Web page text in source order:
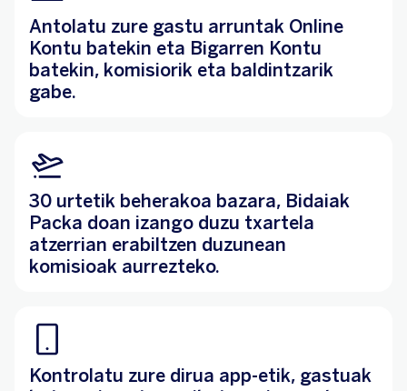
Antolatu zure gastu arruntak Online
Kontu batekin eta Bigarren Kontu
batekin, komisiorik eta baldintzarik
gabe.
30 urtetik beherakoa bazara, Bidaiak
Packa doan izango duzu txartela
atzerrian erabiltzen duzunean
komisioak aurrezteko.
Kontrolatu zure dirua app-etik, gastuak